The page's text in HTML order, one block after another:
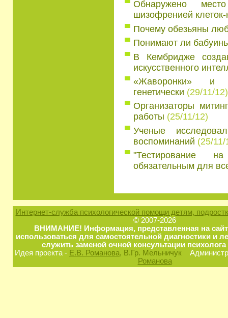
Обнаружено
шизофренией
Почему обезьяны
Понимают ли
В Кембридже
искусственного
«Жаворонки» и
генетически (29/11/12)
Организаторы
работы (25/11/12)
Ученые
воспоминаний (25/11/
"Тестирование
обязательным для
Интернет-служба психологической помощи детям,
© 2007-2026
ВНИМАНИЕ! Информация, представленная на
использоваться для самостоятельной диагностики и
служить заменой очной консультации
Идея проекта - Е.В. Романова, В.Гр. Мельничук
Романова